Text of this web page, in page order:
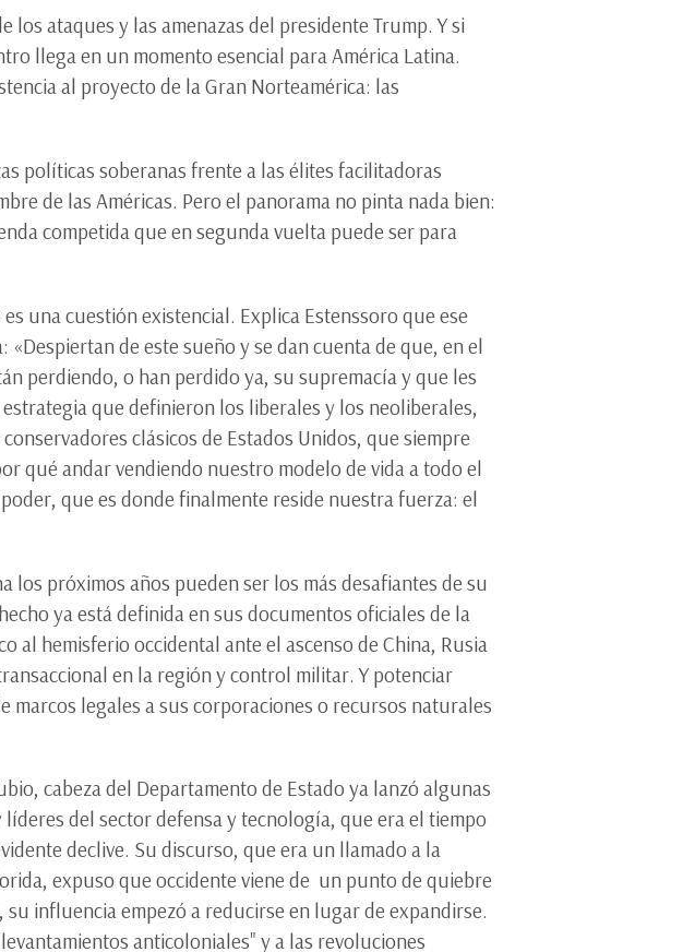
ataques y las amenazas del presidente Trump. Y si
llega en un momento esencial para América Latina.
al proyecto de la Gran Norteamérica: las
políticas soberanas frente a las élites facilitadoras
de las Américas. Pero el panorama no pinta nada bien:
competida que en segunda vuelta puede ser para
una cuestión existencial. Explica Estenssoro que ese
de este sueño y se dan cuenta de que, en el
perdiendo, o han perdido ya, su supremacía y que les
que definieron los liberales y los neoliberales,
clásicos de Estados Unidos, que siempre
qué andar vendiendo nuestro modelo de vida a todo el
que es donde finalmente reside nuestra fuerza: el
los próximos años pueden ser los más desafiantes de su
ya está definida en sus documentos oficiales de la
hemisferio occidental ante el ascenso de China, Rusia
en la región y control militar. Y potenciar
legales a sus corporaciones o recursos naturales
cabeza del Departamento de Estado ya lanzó algunas
del sector defensa y tecnología, que era el tiempo
declive. Su discurso, que era un llamado a la
expuso que occidente viene de un punto de quiebre
influencia empezó a reducirse en lugar de expandirse.
anticoloniales" y a las revoluciones